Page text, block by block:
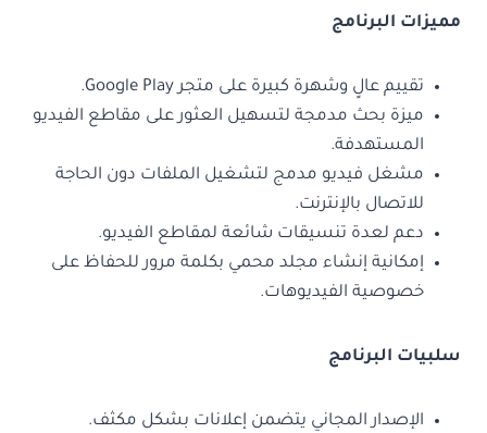
مميزات البرنامج
تقييم عالٍ وشهرة كبيرة على متجر Google Play.
ميزة بحث مدمجة لتسهيل العثور على مقاطع الفيديو
المستهدفة.
مشغل فيديو مدمج لتشغيل الملفات دون الحاجة
للاتصال بالإنترنت.
دعم لعدة تنسيقات شائعة لمقاطع الفيديو.
إمكانية إنشاء مجلد محمي بكلمة مرور للحفاظ على
خصوصية الفيديوهات.
سلبيات البرنامج
الإصدار المجاني يتضمن إعلانات بشكل مكثف.